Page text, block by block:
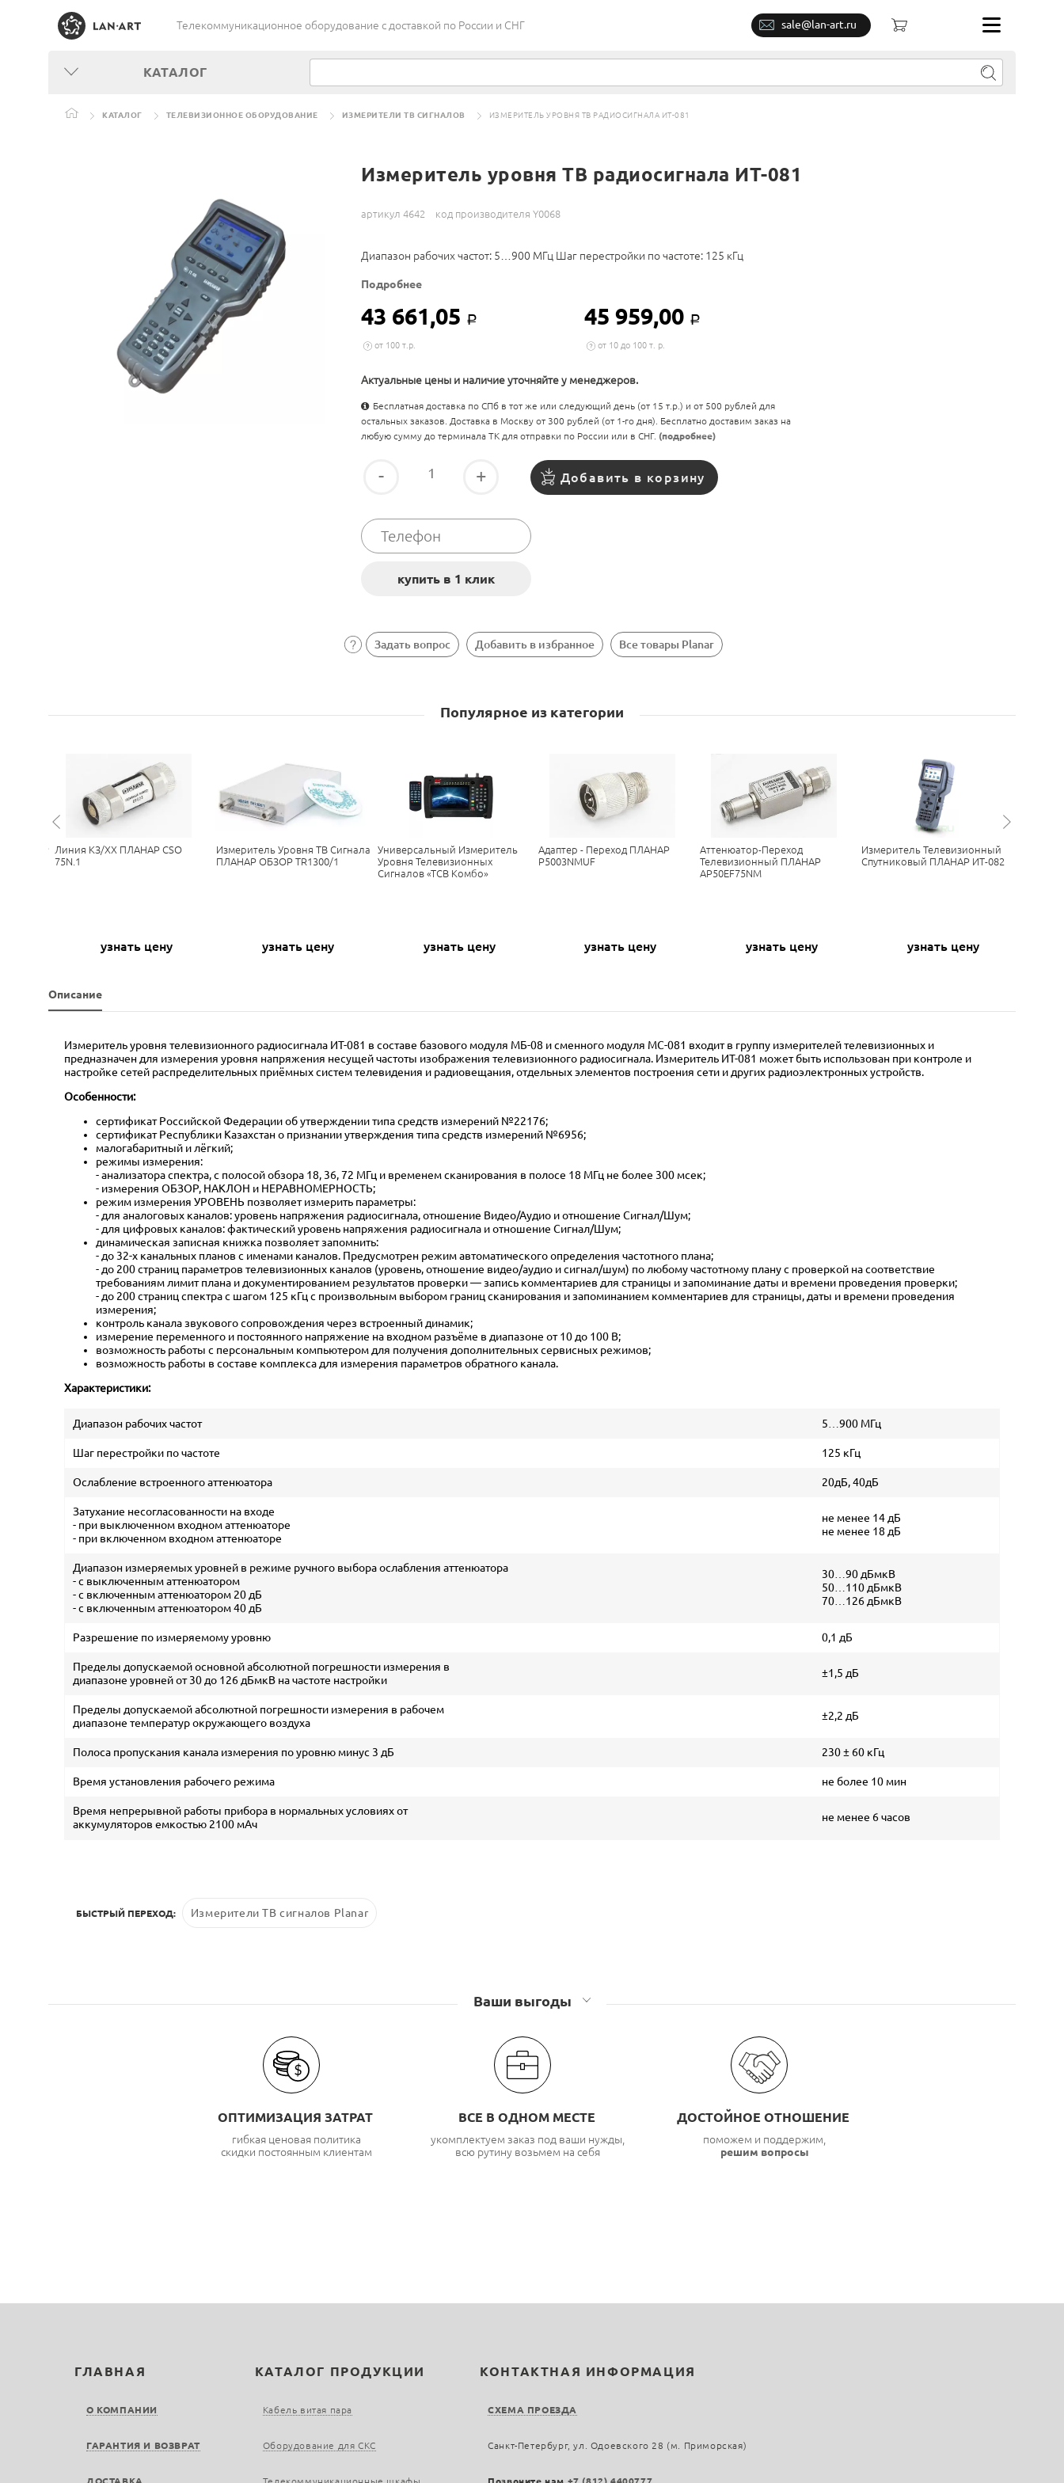
Телекоммуникационное оборудование c доставкой по России и СНГ sale@lan-art.ru
КАТАЛОГ
КАТАЛОГ ТЕЛЕВИЗИОННОЕ ОБОРУДОВАНИЕ ИЗМЕРИТЕЛИ ТВ СИГНАЛОВ ИЗМЕРИТЕЛЬ УРОВНЯ ТВ РАДИОСИГНАЛА ИТ-081
Измеритель уровня ТВ радиосигнала ИТ-081
артикул 4642 код производителя Y0068
Диапазон рабочих частот: 5…900 МГц Шаг перестройки по частоте: 125 кГц
Подробнее
43 661,05 Р 45 959,00 Р
от 100 т.р. от 10 до 100 т. р.
Актуальные цены и наличие уточняйте у менеджеров.
Бесплатная доставка по СПб в тот же или следующий день (от 15 т.р.) и от 500 рублей для
остальных заказов. Доставка в Москву от 300 рублей (от 1-го дня). Бесплатно доставим заказ на
любую сумму до терминала ТК для отправки по России или в СНГ. (подробнее)
- + Добавить в корзину
Задать вопрос Добавить в избранное Все товары Planar
Популярное из категории
ПЛАНАР
Линия КЗ/ХХ ПЛАНАР CSО
75N.1
узнать цену
Измеритель Уровня ТВ Сигнала
ПЛАНАР ОБЗОР TR1300/1
узнать цену
Универсальный Измеритель
Уровня Телевизионных
Сигналов «ТСВ Комбо»
узнать цену
Адаптер - Переход ПЛАНАР
Р5003NMUF
узнать цену
Аттенюатор-Переход
Телевизионный ПЛАНАР
AP50EF75NM
узнать цену
Измеритель Телевизионный
Спутниковый ПЛАНАР ИТ-082
узнать цену
Описание
Измеритель уровня телевизионного радиосигнала ИТ-081 в составе базового модуля МБ-08 и сменного модуля МС-081 входит в группу измерителей телевизионных и
предназначен для измерения уровня напряжения несущей частоты изображения телевизионного радиосигнала. Измеритель ИТ-081 может быть использован при контроле и
настройке сетей распределительных приёмных систем телевидения и радиовещания, отдельных элементов построения сети и других радиоэлектронных устройств.
Особенности:
сертификат Российской Федерации об утверждении типа средств измерений №22176;
сертификат Республики Казахстан о признании утверждения типа средств измерений №6956;
малогабаритный и лёгкий;
режимы измерения:
- анализатора спектра, с полосой обзора 18, 36, 72 МГц и временем сканирования в полосе 18 МГц не более 300 мсек;
- измерения ОБЗОР, НАКЛОН и НЕРАВНОМЕРНОСТЬ;
режим измерения УРОВЕНЬ позволяет измерить параметры:
- для аналоговых каналов: уровень напряжения радиосигнала, отношение Видео/Аудио и отношение Сигнал/Шум;
- для цифровых каналов: фактический уровень напряжения радиосигнала и отношение Сигнал/Шум;
динамическая записная книжка позволяет запомнить:
- до 32-х канальных планов с именами каналов. Предусмотрен режим автоматического определения частотного плана;
- до 200 страниц параметров телевизионных каналов (уровень, отношение видео/аудио и сигнал/шум) по любому частотному плану с проверкой на соответствие
требованиям лимит плана и документированием результатов проверки — запись комментариев для страницы и запоминание даты и времени проведения проверки;
- до 200 страниц спектра с шагом 125 кГц с произвольным выбором границ сканирования и запоминанием комментариев для страницы, даты и времени проведения
измерения;
контроль канала звукового сопровождения через встроенный динамик;
измерение переменного и постоянного напряжение на входном разъёме в диапазоне от 10 до 100 В;
возможность работы с персональным компьютером для получения дополнительных сервисных режимов;
возможность работы в составе комплекса для измерения параметров обратного канала.
Характеристики:
Диапазон рабочих частот 5…900 МГц
Шаг перестройки по частоте 125 кГц
Ослабление встроенного аттенюатора 20дБ, 40дБ
Затухание несогласованности на входе
- при выключенном входном аттенюаторе
- при включенном входном аттенюаторе
не менее 14 дБ
не менее 18 дБ
Диапазон измеряемых уровней в режиме ручного выбора ослабления аттенюатора
- с выключенным аттенюатором
- с включенным аттенюатором 20 дБ
- с включенным аттенюатором 40 дБ
30…90 дБмкВ
50…110 дБмкВ
70…126 дБмкВ
Разрешение по измеряемому уровню 0,1 дБ
Пределы допускаемой основной абсолютной погрешности измерения в
диапазоне уровней от 30 до 126 дБмкВ на частоте настройки
±1,5 дБ
Пределы допускаемой абсолютной погрешности измерения в рабочем
диапазоне температур окружающего воздуха
±2,2 дБ
Полоса пропускания канала измерения по уровню минус 3 дБ 230 ± 60 кГц
Время установления рабочего режима не более 10 мин
Время непрерывной работы прибора в нормальных условиях от
аккумуляторов емкостью 2100 мАч
не менее 6 часов
БЫСТРЫЙ ПЕРЕХОД: Измерители ТВ сигналов Planar
Ваши выгоды
ОПТИМИЗАЦИЯ ЗАТРАТ
гибкая ценовая политика
скидки постоянным клиентам
ВСЕ В ОДНОМ МЕСТЕ
укомплектуем заказ под ваши нужды,
всю рутину возьмем на себя
ДОСТОЙНОЕ ОТНОШЕНИЕ
поможем и поддержим,
решим вопросы
ГЛАВНАЯ
О КОМПАНИИ
ГАРАНТИЯ И ВОЗВРАТ
КАТАЛОГ ПРОДУКЦИИ
Кабель витая пара
Оборудование для СКС
КОНТАКТНАЯ ИНФОРМАЦИЯ
СХЕМА ПРОЕЗДА
Санкт-Петербург, ул. Одоевского 28 (м. Приморская)